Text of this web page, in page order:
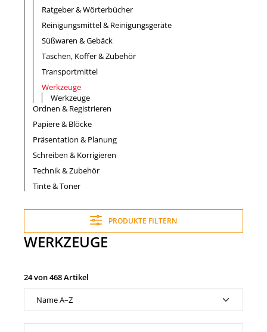
Ratgeber & Wörterbücher
Reinigungsmittel & Reinigungsgeräte
Süßwaren & Gebäck
Taschen, Koffer & Zubehör
Transportmittel
Werkzeuge
Werkzeuge
Ordnen & Registrieren
Papiere & Blöcke
Präsentation & Planung
Schreiben & Korrigieren
Technik & Zubehör
Tinte & Toner
PRODUKTE FILTERN
WERKZEUGE
24 von 468 Artikel